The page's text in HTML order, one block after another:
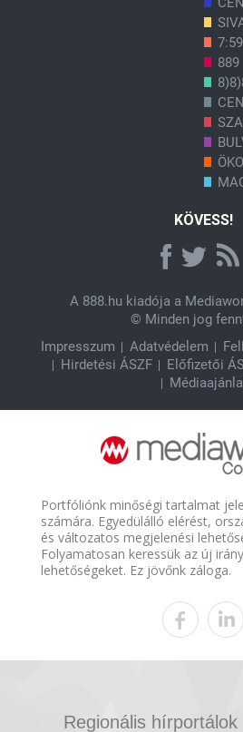
7:59
889
KÖVESS!
A 888.hukiadója a
© Minden jog
Impresszum
Adatvédelem
Hirdetési ÁSZF
Előfizetői
Portfóliónk minőségi tartalmat
számára. Egyedülálló elérést,
és változatos megjelenési
Folyamatosan keressük az új
lehetőségeket. Ez jövőnk záloga.
Regionális hírportálok